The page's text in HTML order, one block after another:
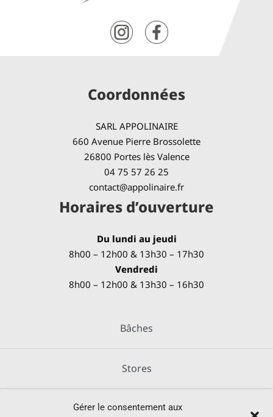
Gérer le consentement aux
Coordonnées
SARL APPOLINAIRE
660 Avenue Pierre Brossolette
26800 Portes lès Valence
04 75 57 26 25
contact@appolinaire.fr
Horaires d’ouverture
Du lundi au jeudi
8h00 – 12h00 & 13h30 – 17h30
Vendredi
8h00 – 12h00 & 13h30 – 16h30
Bâches
Stores
Métallerie